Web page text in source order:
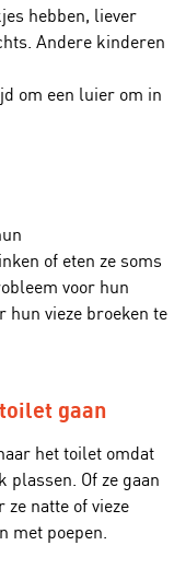
hebben, liever
Andere kinderen
om een luier om in
of eten ze soms
voor hun
hun vieze broeken te
gaan
het toilet omdat
plassen. Of ze gaan
natte of vieze
met poepen.